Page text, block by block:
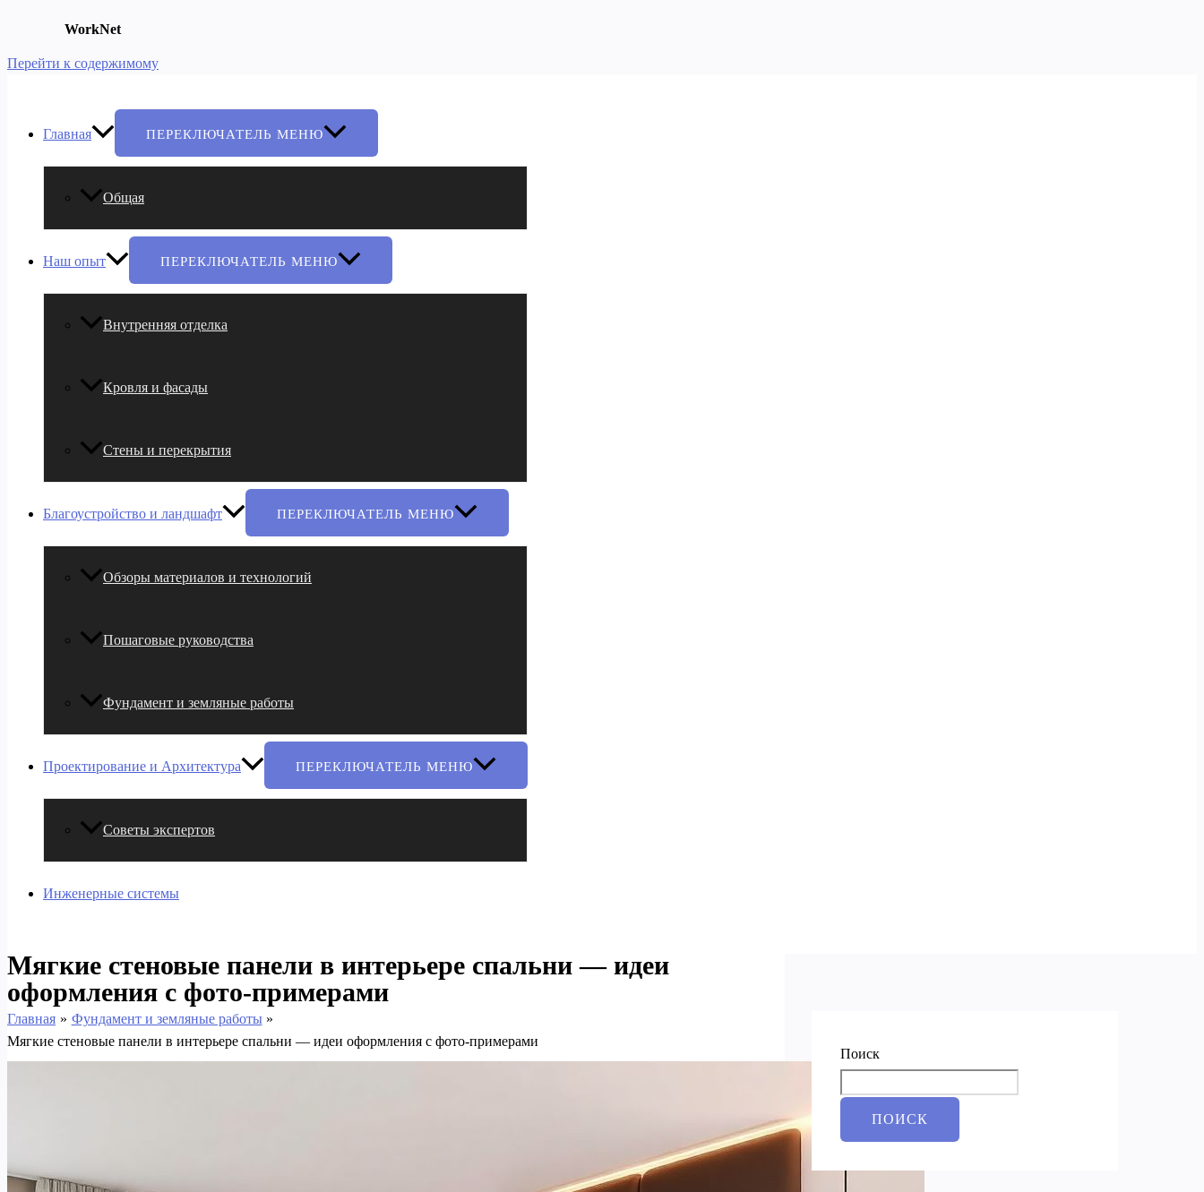
WorkNet
Перейти к содержимому
Главная ПЕРЕКЛЮЧАТЕЛЬ МЕНЮ
Общая
Наш опыт ПЕРЕКЛЮЧАТЕЛЬ МЕНЮ
Внутренняя отделка
Кровля и фасады
Стены и перекрытия
Благоустройство и ландшафт ПЕРЕКЛЮЧАТЕЛЬ МЕНЮ
Обзоры материалов и технологий
Пошаговые руководства
Фундамент и земляные работы
Проектирование и Архитектура ПЕРЕКЛЮЧАТЕЛЬ МЕНЮ
Советы экспертов
Инженерные системы
Мягкие стеновые панели в интерьере спальни — идеи
оформления с фото-примерами
Главная
Фундамент и земляные работы
Мягкие стеновые панели в интерьере спальни — идеи оформления с фото-примерами
Поиск
ПОИСК